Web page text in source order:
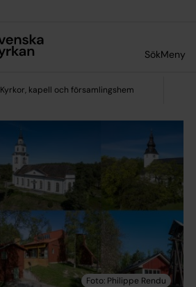
SökMeny
Kyrkor, kapell och församlingshem